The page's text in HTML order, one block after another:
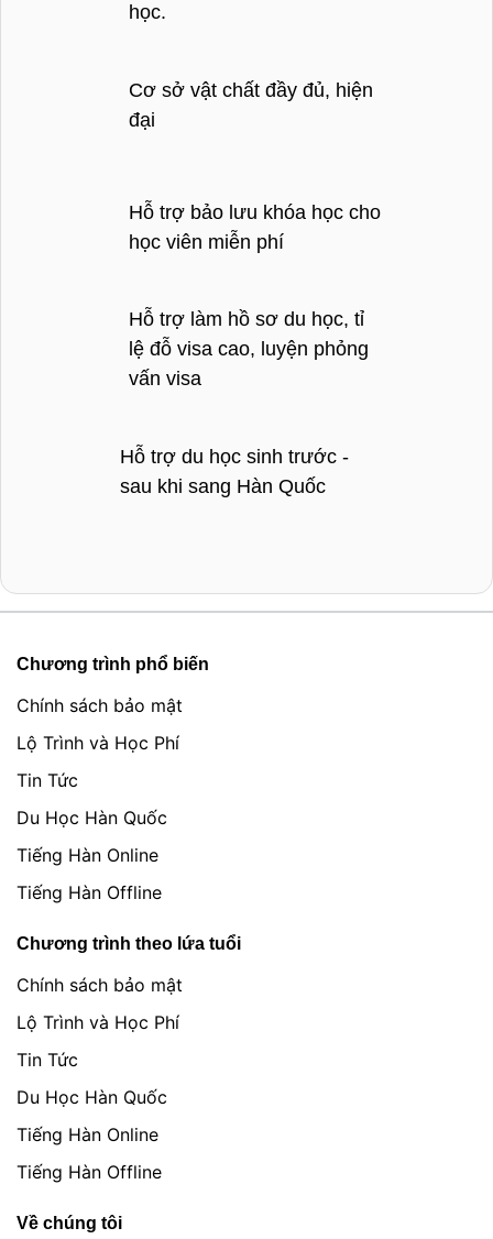
học.
Cơ sở vật chất đầy đủ, hiện
đại
Hỗ trợ bảo lưu khóa học cho
học viên miễn phí
Hỗ trợ làm hồ sơ du học, tỉ
lệ đỗ visa cao, luyện phỏng
vấn visa
Hỗ trợ du học sinh trước -
sau khi sang Hàn Quốc
Chương trình phổ biến
Chính sách bảo mật
Lộ Trình và Học Phí
Tin Tức
Du Học Hàn Quốc
Tiếng Hàn Online
Tiếng Hàn Offline
Chương trình theo lứa tuổi
Chính sách bảo mật
Lộ Trình và Học Phí
Tin Tức
Du Học Hàn Quốc
Tiếng Hàn Online
Tiếng Hàn Offline
Về chúng tôi